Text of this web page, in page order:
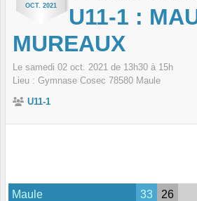
OCT. 2021
U11-1 :
MUREAUX
Le samedi 02 oct. 2021 de 13h30 à 15h
Lieu : Gymnase Cosec 78580 Maule
U11-1
Maule 33 26